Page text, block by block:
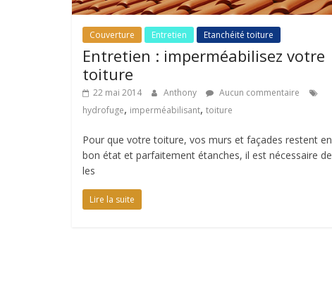
Couverture Entretien Etanchéité toiture
Entretien : imperméabilisez votre
toiture
22 mai 2014 Anthony
Aucun commentaire
hydrofuge, imperméabilisant, toiture
Pour que votre toiture, vos murs et façades restent en
bon état et parfaitement étanches, il est nécessaire de
les
Lire la suite